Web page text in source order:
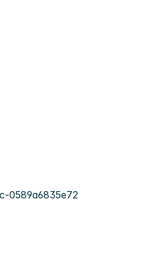
0589a6835e72